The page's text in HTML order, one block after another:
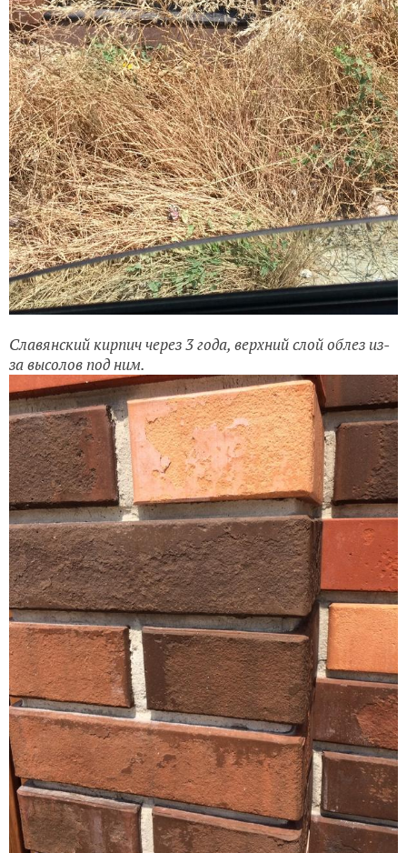
Славянский кирпич через 3 года, верхний слой облез из-
за высолов под ним.